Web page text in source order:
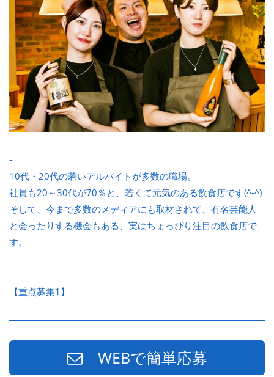
-
10代・20代の若いアルバイトが多数の職場。
社員も20～30代が70％と、若くて元気のある飲食店です(^-^)
そして、今まで多数のメディアにも取材されて、有名芸能人
と会ったりする機会もある、実はちょっぴり注目の飲食店で
す。
【重点募集1】
WEBで簡単応募